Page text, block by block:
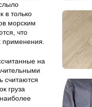
в только
морским
что
применения.
на
считаются
груза